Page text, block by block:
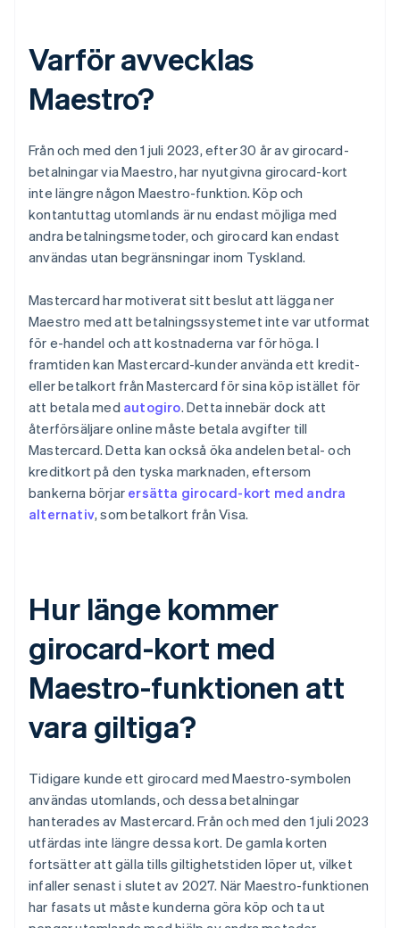
Varför avvecklas
Maestro?
Från och med den 1 juli 2023, efter 30 år av girocard-
betalningar via Maestro, har nyutgivna girocard-kort
inte längre någon Maestro-funktion. Köp och
kontantuttag utomlands är nu endast möjliga med
andra betalningsmetoder, och girocard kan endast
användas utan begränsningar inom Tyskland.
Mastercard har motiverat sitt beslut att lägga ner
Maestro med att betalningssystemet inte var utformat
för e-handel och att kostnaderna var för höga. I
framtiden kan Mastercard-kunder använda ett kredit-
eller betalkort från Mastercard för sina köp istället för
att betala med autogiro. Detta innebär dock att
återförsäljare online måste betala avgifter till
Mastercard. Detta kan också öka andelen betal- och
kreditkort på den tyska marknaden, eftersom
bankerna börjar ersätta girocard-kort med andra
alternativ, som betalkort från Visa.
Hur länge kommer
girocard-kort med
Maestro-funktionen att
vara giltiga?
Tidigare kunde ett girocard med Maestro-symbolen
användas utomlands, och dessa betalningar
hanterades av Mastercard. Från och med den 1 juli 2023
utfärdas inte längre dessa kort. De gamla korten
fortsätter att gälla tills giltighetstiden löper ut, vilket
infaller senast i slutet av 2027. När Maestro-funktionen
har fasats ut måste kunderna göra köp och ta ut